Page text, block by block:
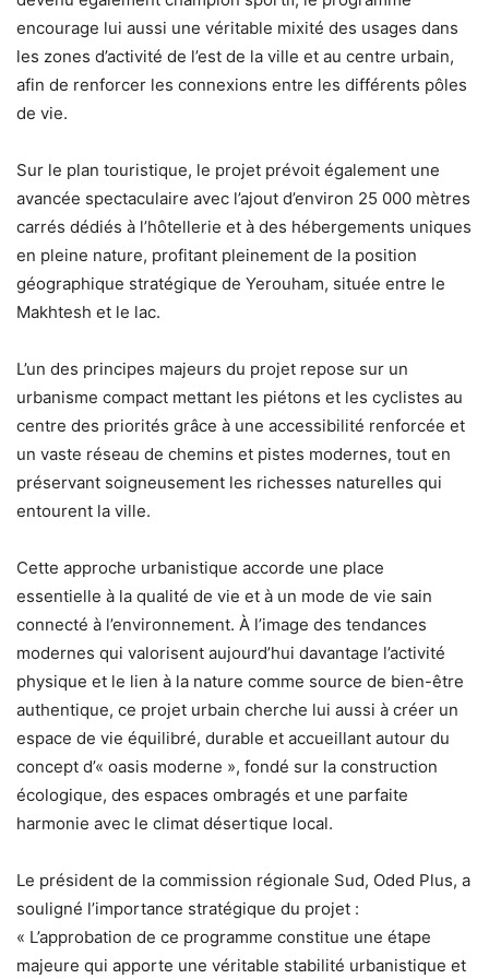
encourage lui aussi une véritable mixité des usages dans
les zones d’activité de l’est de la ville et au centre urbain,
afin de renforcer les connexions entre les différents pôles
de vie.
Sur le plan touristique, le projet prévoit également une
avancée spectaculaire avec l’ajout d’environ 25 000 mètres
carrés dédiés à l’hôtellerie et à des hébergements uniques
en pleine nature, profitant pleinement de la position
géographique stratégique de Yerouham, située entre le
Makhtesh et le lac.
L’un des principes majeurs du projet repose sur un
urbanisme compact mettant les piétons et les cyclistes au
centre des priorités grâce à une accessibilité renforcée et
un vaste réseau de chemins et pistes modernes, tout en
préservant soigneusement les richesses naturelles qui
entourent la ville.
Cette approche urbanistique accorde une place
essentielle à la qualité de vie et à un mode de vie sain
connecté à l’environnement. À l’image des tendances
modernes qui valorisent aujourd’hui davantage l’activité
physique et le lien à la nature comme source de bien-être
authentique, ce projet urbain cherche lui aussi à créer un
espace de vie équilibré, durable et accueillant autour du
concept d’« oasis moderne », fondé sur la construction
écologique, des espaces ombragés et une parfaite
harmonie avec le climat désertique local.
Le président de la commission régionale Sud, Oded Plus, a
souligné l’importance stratégique du projet :
« L’approbation de ce programme constitue une étape
majeure qui apporte une véritable stabilité urbanistique et